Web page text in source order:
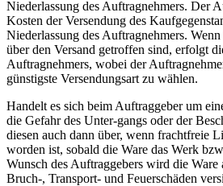
Niederlassung des Auftragnehmers. Der
Kosten der Versendung des
Niederlassung des Auftragnehmers.
über den Versand getroffen sind, erfolgt
Auftragnehmers, wobei der
günstigste Versendungsart zu wählen.
Handelt es sich beim Auftraggeber um
die Gefahr des Unter-gangs oder der
diesen auch dann über, wenn frachtfreie
worden ist, sobald die Ware das Werk
Wunsch des Auftraggebers wird die Ware
Bruch-, Transport- und Feuerschäden